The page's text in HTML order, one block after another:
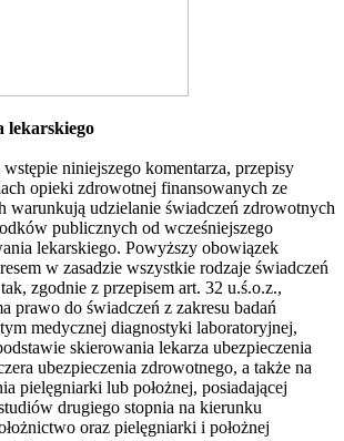
lekarskiego
niniejszego komentarza, przepisy
opieki zdrowotnej finansowanych ze
warunkują udzielanie świadczeń zdrowotnych
publicznych od wcześniejszego
lekarskiego. Powyższy obowiązek
w zasadzie wszystkie rodzaje świadczeń
zgodnie z przepisem art. 32 u.ś.o.z.,
prawo do świadczeń z zakresu badań
medycznej diagnostyki laboratoryjnej,
skierowania lekarza ubezpieczenia
ubezpieczenia zdrowotnego, a także na
pielęgniarki lub położnej, posiadającej
drugiego stopnia na kierunku
oraz pielęgniarki i położnej